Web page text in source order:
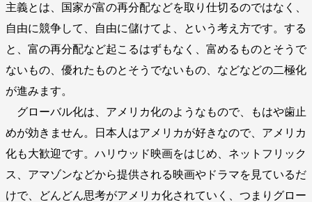
主義とは、国家が富の再分配などを取り仕切るのではなく、
自由に競争して、自由に儲けてよ、という考え方です。する
と、富の再分配など起こるはずもなく、富めるものとそうで
ないもの、優れたものとそうでないもの、などなどの二極化
が進みます。
グローバル化は、アメリカ化のようなもので、もはや歯止
めが効きません。日本人はアメリカが好きなので、アメリカ
化も大歓迎です。ハリウッド映画をはじめ、ネットフリック
ス、アマゾンなどから提供される映画やドラマを見ているだ
けで、どんどん思考がアメリカ化されていく、つまりグロー